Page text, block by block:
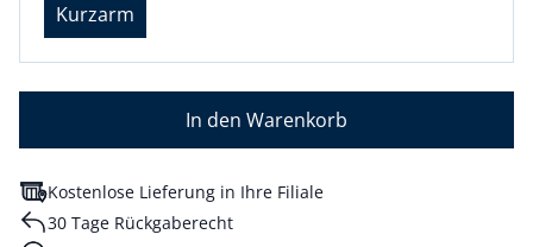
Kurzarm
In den Warenkorb
Kostenlose Lieferung in Ihre Filiale
30 Tage Rückgaberecht